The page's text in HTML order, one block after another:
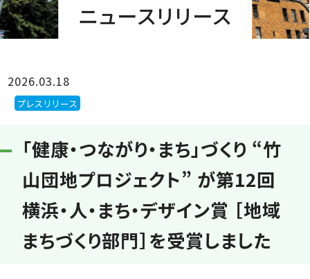
ニュースリリース
2026.03.18
プレスリリース
「健康・つながり・まち」づくり “竹
山団地プロジェクト” が第12回
横浜・人・まち・デザイン賞 ［地域
まちづくり部門］を受賞しました